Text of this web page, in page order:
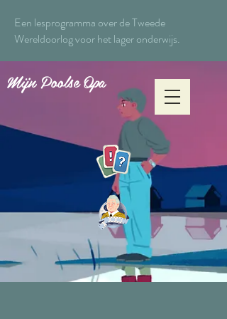
Mijn Poolse Opa
Een lesprogramma over de Tweede
Wereldoorlog voor het lager onderwijs.